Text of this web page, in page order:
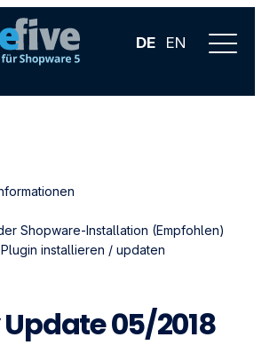
DE EN
05/2018
Shopware-Installation (Empfohlen)
installieren / updaten